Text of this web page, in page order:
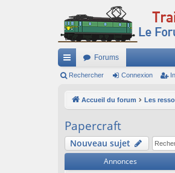
ac
ci
s
Forums
Rechercher Connexion
Accueil du forum Les
Papercraft
Nouveau sujet
Annonces